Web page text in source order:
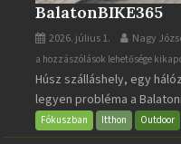
BalatonBIKE365
2026. július 1. Nagy
BalatonBIKE365
bejegyzéshez
a hozzászólások lehetősége
Húsz szálláshely, egy
legyen probléma a
Fókuszban Itthon Outdoor